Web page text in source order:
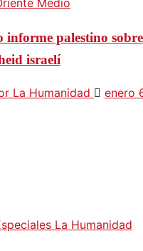
informe palestino
israelí
La Humanidad enero
La Humanidad